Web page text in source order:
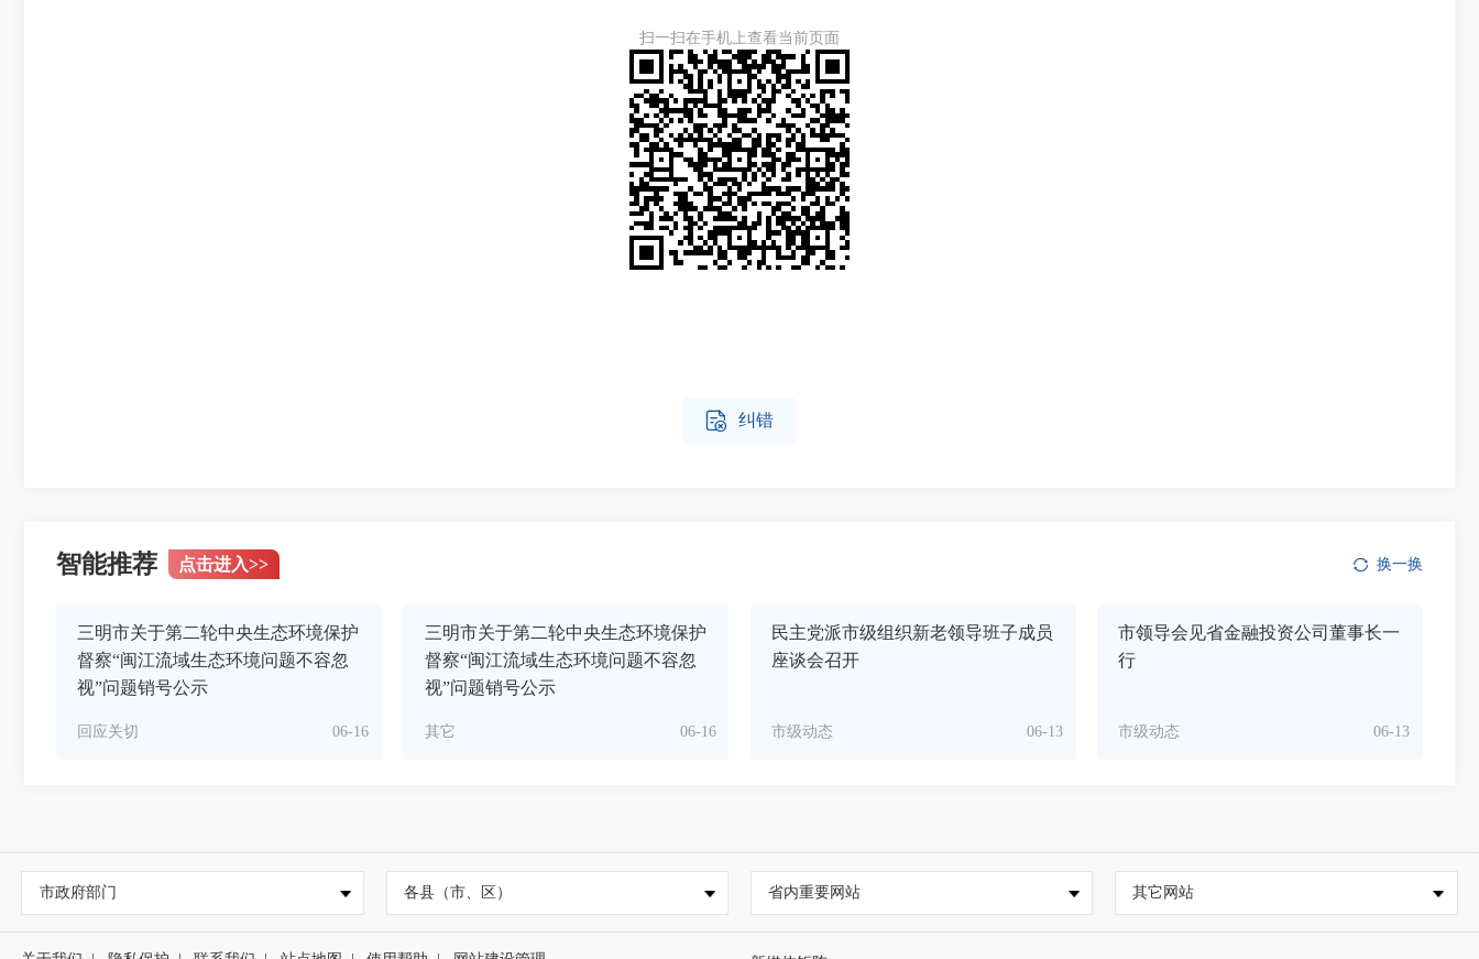
扫一扫在手机上查看当前页面
 纠错
智能推荐 点击进入>> 换一换
三明市关于第二轮中央生态环境保护
督察“闽江流域生态环境问题不容忽
视”问题销号公示
06-16
回应关切
三明市关于第二轮中央生态环境保护
督察“闽江流域生态环境问题不容忽
视”问题销号公示
06-16
其它
民主党派市级组织新老领导班子成员
座谈会召开
06-13
市级动态
市领导会见省金融投资公司董事长一
行
06-13
市级动态
市政府部门 各县（市、区） 省内重要网站 其它网站